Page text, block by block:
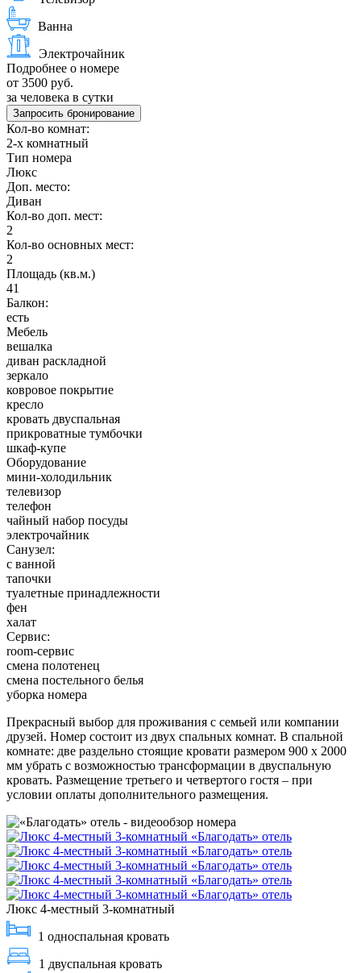
Ванна
Электрочайник
Подробнее о номере
от 3500 руб.
за человека в сутки
Запросить бронирование
Кол-во комнат:
2-х комнатный
Тип номера
Люкс
Доп. место:
Диван
Кол-во доп. мест:
2
Кол-во основных мест:
2
Площадь (кв.м.)
41
Балкон:
есть
Мебель
вешалка
диван раскладной
зеркало
ковровое покрытие
кресло
кровать двуспальная
прикроватные тумбочки
шкаф-купе
Оборудование
мини-холодильник
телевизор
телефон
чайный набор посуды
электрочайник
Санузел:
с ванной
тапочки
туалетные принадлежности
фен
халат
Сервис:
room-сервис
смена полотенец
смена постельного белья
уборка номера
Прекрасный выбор для проживания с семьей или компании
друзей. Номер состоит из двух спальных комнат. В спальной
комнате: две раздельно стоящие кровати размером 900 х 2000
мм убрать с возможностью трансформации в двуспальную
кровать. Размещение третьего и четвертого гостя – при
условии оплаты дополнительного размещения.
Люкс 4-местный 3-комнатный
1 односпальная кровать
1 двуспальная кровать